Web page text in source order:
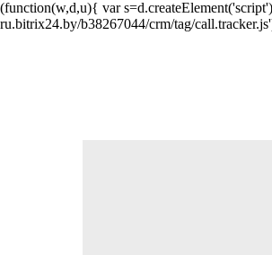
(function(w,d,u){ var
ru.bitrix24.by/b38267044/crm/tag/